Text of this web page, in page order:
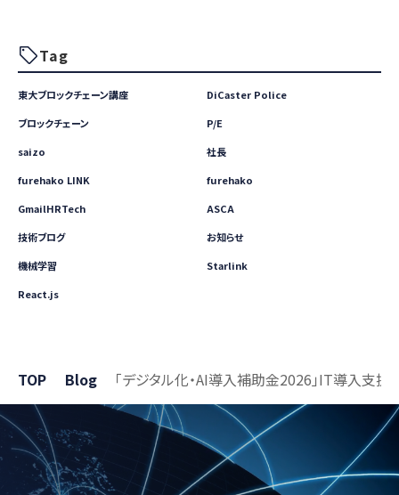
Tag
東大ブロックチェーン講座
DiCaster Police
ブロックチェーン
P/E
saizo
社長
furehako LINK
furehako
GmailHRTech
ASCA
技術ブログ
お知らせ
機械学習
Starlink
React.js
TOP Blog 「デジタル化・AI導入補助金2026」IT導入支